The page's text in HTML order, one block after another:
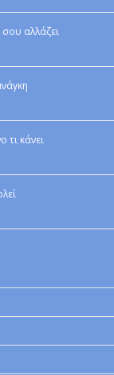
αλλάζει
τι κάνει